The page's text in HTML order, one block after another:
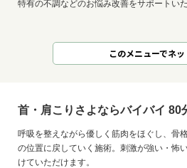
特有の不調などのお悩み改善をサポートいた
このメニューでネ
首・肩こりさよならバイバイ 80
呼吸を整えながら優しく筋肉をほぐし、骨
の位置に戻していく施術。刺激が強い・怖
けていただけます。